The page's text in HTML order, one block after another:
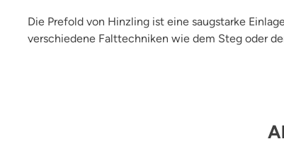
Die Prefold von Hinzling ist eine saugstarke
verschiedene Falttechniken wie dem Steg oder